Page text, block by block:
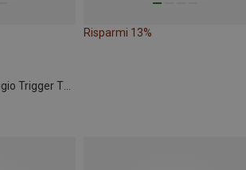
Set per l'automassaggio Trigger Twister
Risparmi 13%